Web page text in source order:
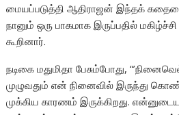
மையப்படுத்தி ஆதிராஜன் இந்தக்
நானும் ஒரு பாகமாக இருப்பதில்
கூறினார்.
நடிகை மதுமிதா பேசும்போது,
முழுவதும் என் நினைவில் இருந்து
முக்கிய காரணம் இருக்கிறது. என்னுடைய